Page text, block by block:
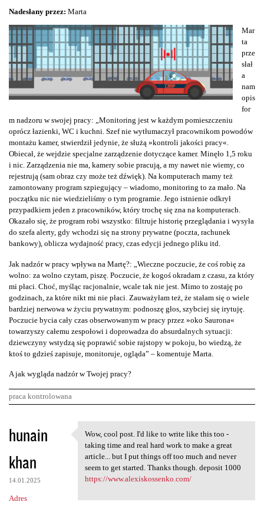
Nadesłany przez: Marta
Mar
ta
prze
słał
a
nam
opis
for
m nadzoru w swojej pracy: „Monitoring jest w każdym pomieszczeniu
oprócz łazienki, WC i kuchni. Szef nie wytłumaczył pracownikom powodów
montażu kamer, stwierdził jedynie, że służą »kontroli jakości pracy«.
Obiecał, że wejdzie specjalne zarządzenie dotyczące kamer. Minęło 1,5 roku
i nic. Zarządzenia nie ma, kamery sobie pracują, a my nawet nie wiemy, co
rejestrują (sam obraz czy może też dźwięk). Na komputerach mamy też
zamontowany program szpiegujący – wiadomo, monitoring to za mało. Na
początku nic nie wiedzieliśmy o tym programie. Jego istnienie odkrył
przypadkiem jeden z pracowników, który trochę się zna na komputerach.
Okazało się, że program robi wszystko: filtruje historię przeglądania i wysyła
do szefa alerty, gdy wchodzi się na strony prywatne (poczta, rachunek
bankowy), oblicza wydajność pracy, czas edycji jednego pliku itd.
Jak nadzór w pracy wpływa na Martę?: „Wieczne poczucie, że coś robię za
wolno: za wolno czytam, piszę. Poczucie, że kogoś okradam z czasu, za który
mi płaci. Choć, myśląc racjonalnie, wcale tak nie jest. Mimo to zostaję po
godzinach, za które nikt mi nie płaci. Zauważyłam też, że stałam się o wiele
bardziej nerwowa w życiu prywatnym: podnoszę głos, szybciej się irytuję.
Poczucie bycia cały czas obserwowanym w pracy przez »oko Saurona«
towarzyszy całemu zespołowi i doprowadza do absurdalnych sytuacji:
dziewczyny wstydzą się poprawić sobie rajstopy w pokoju, bo wiedzą, że
ktoś to gdzieś zapisuje, monitoruje, ogląda” – komentuje Marta.
A jak wygląda nadzór w Twojej pracy?
praca kontrolowana
K
o
m
e
n
hunain
khan
14.01.2025
Adres
Wow, cool post. I'd like to
Wow, cool post. I'd like to write like this too -
taking time and real hard work to make a great
article... but I put things off too much and never
seem to get started. Thanks though. deposit 1000
https://www.alexiskossenko.com/